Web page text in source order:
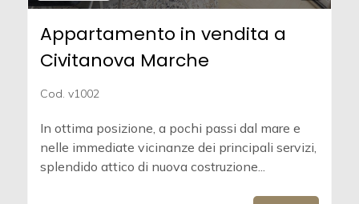
Appartamento in vendita a
Civitanova Marche
Cod. v1002
In ottima posizione, a pochi passi dal mare e
nelle immediate vicinanze dei principali servizi,
splendido attico di nuova costruzione...